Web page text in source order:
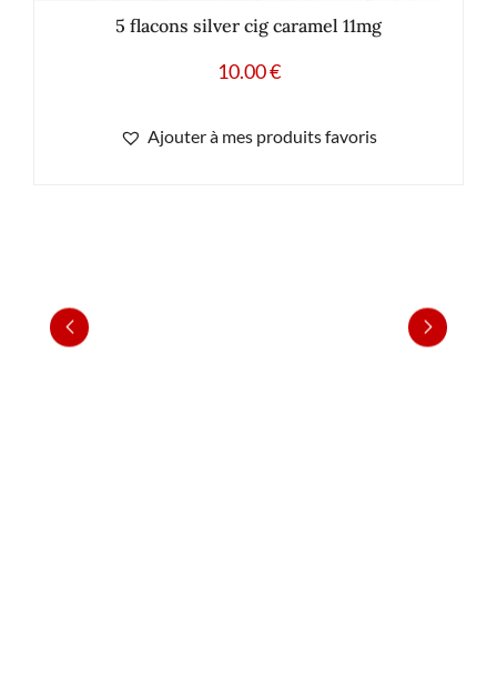
5 flacons silver cig caramel 11mg
10.00€
Ajouter à mes produits favoris